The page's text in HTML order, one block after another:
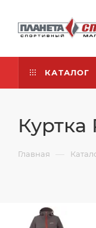
КАТАЛОГ
Куртка
Главная —